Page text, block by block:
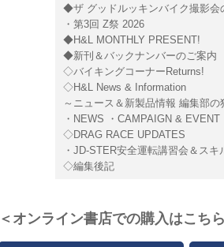
◆ザ グッドルッキンバイク撮影会
・第3回 Z祭 2026
◆H&L MONTHLY PRESENT!
◆新刊＆バックナンバーのご案内
◇バイキングコーナーReturns!
◇H&L News & Information
～ニュース＆新製品情報 編集部の
・NEWS ・CAMPAIGN &
◇DRAG RACE UPDATES
・JD-STER安全運転講習会＆ス
◇編集後記
＜オンライン書店での購入はこち